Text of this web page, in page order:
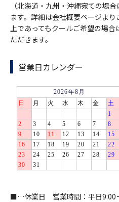
（北海道・九州・沖縄宛ての場
ます。詳細は会社概要ページよ
上であってもクールご希望の場合
ただきます。
営業日カレンダー
■…休業日 営業時間：平日9:00